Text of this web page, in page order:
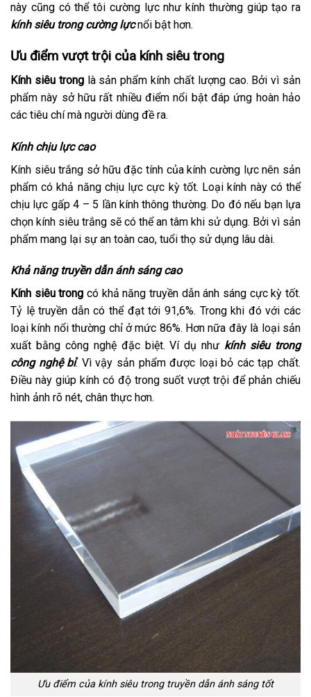
này cũng có thể tôi cường lực như kính thường giúp tạo ra
kính siêu trong cường lựcnổi bật hơn.
Ưu điểm vượt trội của kính siêu trong
Kính siêu tronglà sản phẩm kính chất lượng cao. Bởi vì sản
phẩm này sở hữu rất nhiều điểm nổi bật đáp ứng hoàn hảo
các tiêu chí mà người dùng đề ra.
Kính chịu lực cao
Kính siêu trắng sở hữu đặc tính của kính cường lực nên sản
phẩm có khả năng chịu lực cực kỳ tốt. Loại kính này có thể
chịu lực gấp 4 – 5 lần kính thông thường. Do đó nếu bạn lựa
chọn kính siêu trắng sẽ có thể an tâm khi sử dụng. Bởi vì sản
phẩm mang lại sự an toàn cao, tuổi thọ sử dụng lâu dài.
Khả năng truyền dẫn ánh sáng cao
Kính siêu trong có khả năng truyền dẫn ánh sáng cực kỳ tốt.
Tỷ lệ truyền dẫn có thể đạt tới 91,6%. Trong khi đó với các
loại kính nổi thường chỉ ở mức 86%. Hơn nữa đây là loại sản
xuất bằng công nghệ đặc biệt. Ví dụ như kính siêu trong
công nghệ bỉ. Vì vậy sản phẩm được loại bỏ các tạp chất.
Điều này giúp kính có độ trong suốt vượt trội để phản chiếu
hình ảnh rõ nét, chân thực hơn.
Ưu điểm của kính siêu trong truyền dẫn ánh sáng tốt